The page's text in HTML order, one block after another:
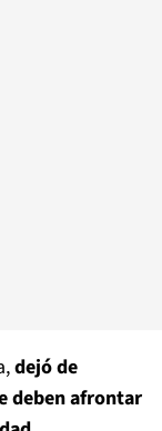
dejó de
deben afrontar